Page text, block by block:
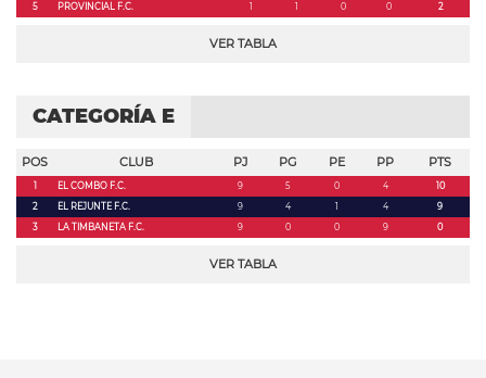
5
PROVINCIAL F.C. 1 1 0 0 2
VER TABLA
CATEGORÍA E
POS CLUB PJ PG PE PP PTS
1 EL COMBO F.C. 9 5 0 4
10
2
EL REJUNTE F.C. 9 4 1 4
9
3
LA TIMBANETA F.C. 9 0 0 9 0
VER TABLA